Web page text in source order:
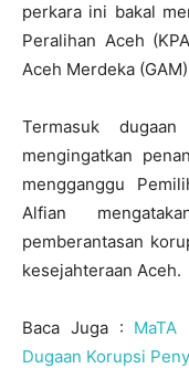
perkara ini bakal
Peralihan Aceh
Aceh Merdeka
Termasuk
mengingatkan
mengganggu
Alfian
pemberantasan
kesejahteraan Aceh.
Baca Juga :
Dugaan Korupsi